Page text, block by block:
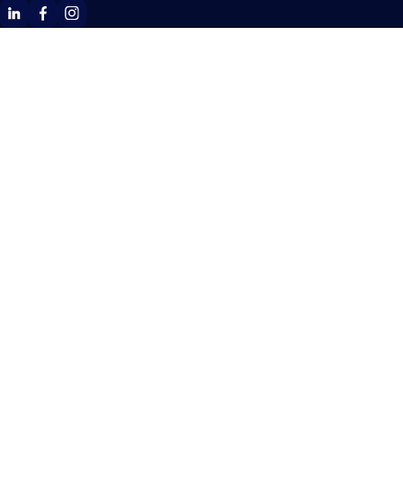
WSKZ Linkedin
WSKZ Facebook
WSKZ Instagram